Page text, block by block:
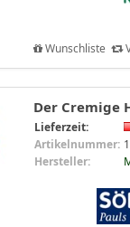
Wunschliste
Der Cremige
Lieferzeit:
Artikelnummer:
Hersteller: